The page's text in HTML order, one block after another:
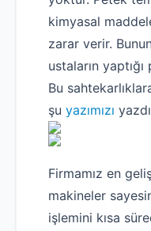
kimyasal
zarar verir.
ustaların
Bu
şu yazımızı
Firmamız en
makineler
işlemini kısa